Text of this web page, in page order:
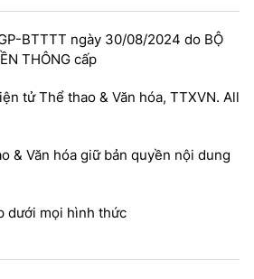
BTTTT ngày 30/08/2024 do BỘ
THÔNG cấp
tử Thể thao & Văn hóa, TTXVN. All
& Văn hóa giữ bản quyền nội dung
dưới mọi hình thức